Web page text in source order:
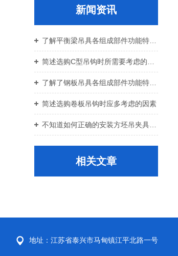
新闻资讯
简述选购卷板吊钩时应多考虑的因素
相关文章
地址：江苏省泰兴市马甸镇江平北路一号